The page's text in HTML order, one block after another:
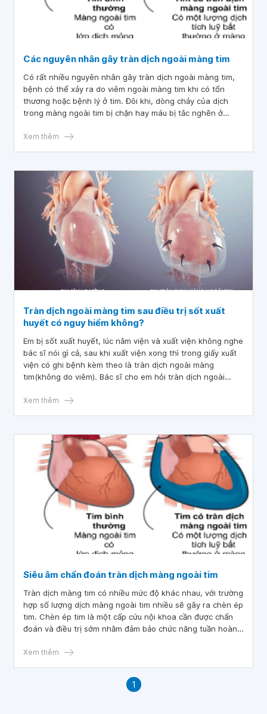
Các nguyên nhân gây tràn dịch ngoài màng tim
Có rất nhiều nguyên nhân gây tràn dịch ngoài màng tim,
bệnh có thể xảy ra do viêm ngoài màng tim khi có tổn
thương hoặc bệnh lý ở tim. Đôi khi, dòng chảy của dịch
trong màng ngoài tim bị chặn hay máu bị tắc nghẽn ở
Trong một số trường hợp, nguyên nhân gây tràn dịch
Xem thêm
Tràn dịch ngoài màng tim sau điều trị sốt xuất
huyết có nguy hiểm không?
Em bị sốt xuất huyết, lúc nằm viện và xuất viện không nghe
bác sĩ nói gì cả, sau khi xuất viện xong thì trong giấy xuất
viện có ghi bệnh kèm theo là tràn dịch ngoài màng
tim(không do viêm). Bác sĩ cho em hỏi tràn dịch ngoài
Xem thêm
Siêu âm chẩn đoán tràn dịch màng ngoài tim
Tràn dịch màng tim có nhiều mức độ khác nhau, với trường
hợp số lượng dịch màng ngoài tim nhiều sẽ gây ra chèn ép
tim. Chèn ép tim là một cấp cứu nội khoa cần được chẩn
đoán và điều trị sớm nhằm đảm bảo chức năng tuần hoàn.
phép chẩn đoán chính xác tình trạng tràn dịch màng ngoài
Xem thêm
1